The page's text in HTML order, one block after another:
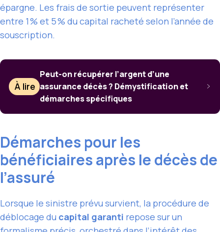
épargne. Les frais de sortie peuvent représenter
entre 1 % et 5 % du capital racheté selon l’année de
souscription.
À lire
Peut-on récupérer l’argent d’une
assurance décès ? Démystification et
démarches spécifiques
Démarches pour les
bénéficiaires après le décès de
l’assuré
Lorsque le sinistre prévu survient, la procédure de
déblocage du capital garanti repose sur un